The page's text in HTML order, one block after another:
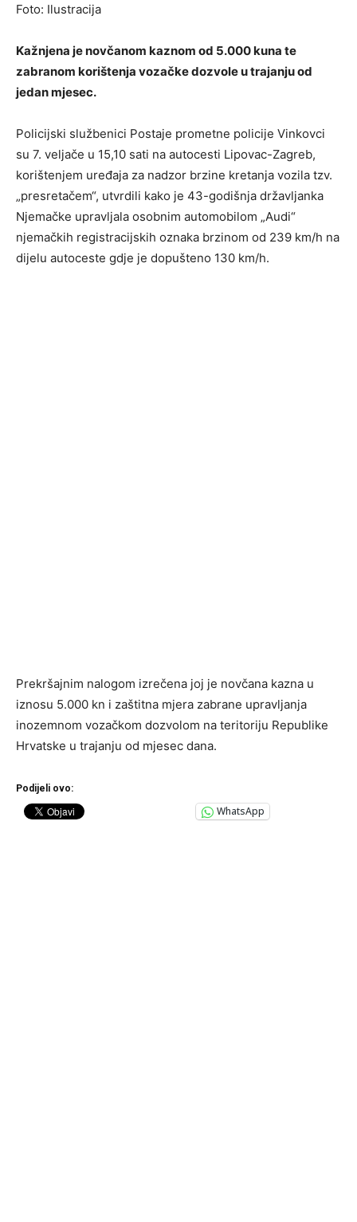
Foto: Ilustracija
Kažnjena je novčanom kaznom od 5.000 kuna te
zabranom korištenja vozačke dozvole u trajanju od
jedan mjesec.
Policijski službenici Postaje prometne policije Vinkovci
su 7. veljače u 15,10 sati na autocesti Lipovac-Zagreb,
korištenjem uređaja za nadzor brzine kretanja vozila tzv.
„presretačem“, utvrdili kako je 43-godišnja državljanka
Njemačke upravljala osobnim automobilom „Audi“
njemačkih registracijskih oznaka brzinom od 239 km/h na
dijelu autoceste gdje je dopušteno 130 km/h.
Prekršajnim nalogom izrečena joj je novčana kazna u
iznosu 5.000 kn i zaštitna mjera zabrane upravljanja
inozemnom vozačkom dozvolom na teritoriju Republike
Hrvatske u trajanju od mjesec dana.
Podijeli ovo:
WhatsApp